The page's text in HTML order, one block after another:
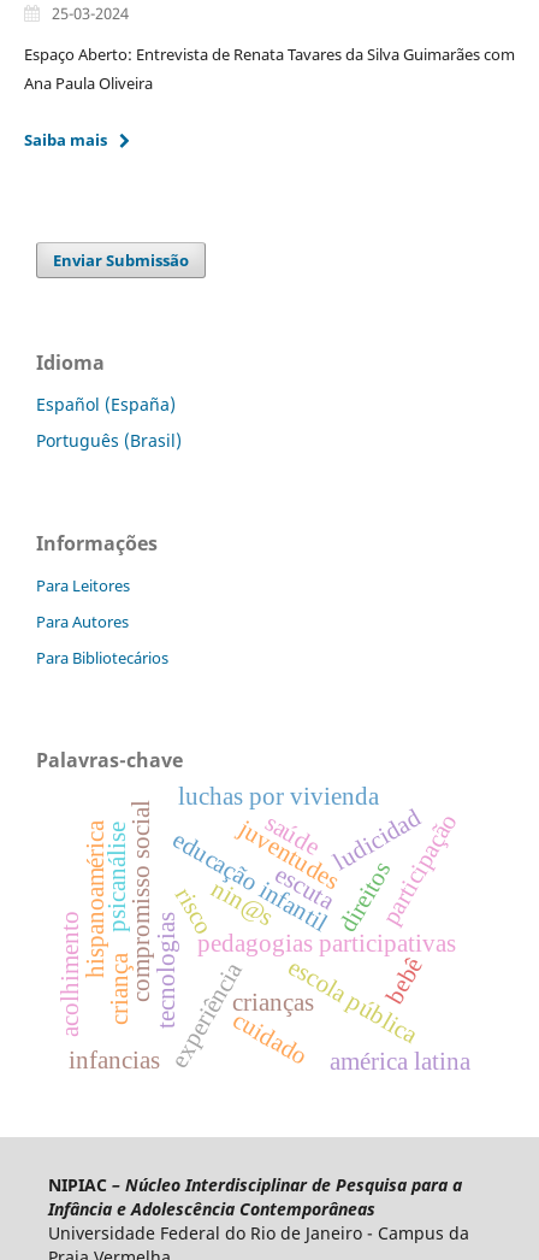
25-03-2024
Espaço Aberto: Entrevista de Renata Tavares da Silva Guimarães com
Ana Paula Oliveira
Saiba mais
Enviar Submissão
Idioma
Español (España)
Português (Brasil)
Informações
Para Leitores
Para Autores
Para Bibliotecários
Palavras-chave
educação infantil
tecnologias pedagogias participativas
experiência
juventudes
escola pública
compromisso social
crianças
cuidado américa latina
criança
direitosparticipação
nin@s
ludicidad
luchas por vivienda
bebê
psicanálise risco
hispanoamérica escuta
saúde
acolhimento
infancias
NIPIAC– Núcleo Interdisciplinar de Pesquisa para a
Infância e Adolescência Contemporâneas
Universidade Federal do Rio de Janeiro - Campus da